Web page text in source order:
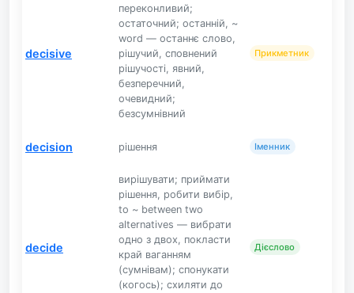
decisive
переконливий;
остаточний; останній, ~
word — останнє слово,
рішучий, сповнений
рішучості, явний,
безперечний,
очевидний;
безсумнівний
Прикметник
decision рішення Іменник
decide
вирішувати; приймати
рішення, робити вибір,
to ~ between two
alternatives — вибрати
одно з двох, покласти
край ваганням
(сумнівам); спонукати
(когось); схиляти до
Дієслово